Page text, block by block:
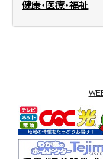
健康・医療・福祉